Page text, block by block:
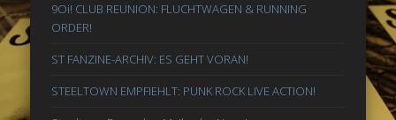
9Oi! CLUB REUNION: FLUCHTWAGEN & RUNNING
ORDER!
ST FANZINE-ARCHIV: ES GEHT VORAN!
STEELTOWN EMPFIEHLT: PUNK ROCK LIVE ACTION!